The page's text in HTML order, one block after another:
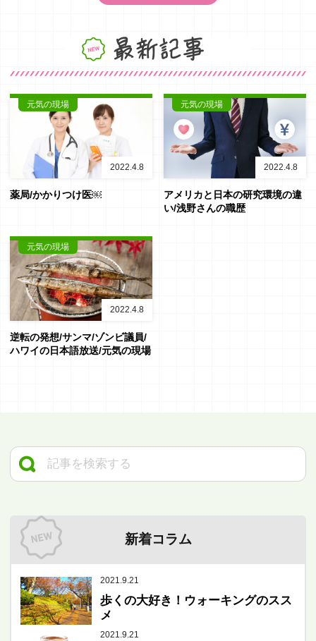
最新記事
元気の現場
2022.4.8
薬局/かかりつけ医￼
元気の現場
2022.4.8
アメリカと日本の研究環境の違
い/浅野さんの職歴
元気の現場
2022.4.8
逆転の発想/サンマ/ゾンビ議員/
ハワイの日本語放送/元気の現場
新着コラム
2021.9.21
歩くの大好き！ウォーキングのスス
メ
2021.9.21